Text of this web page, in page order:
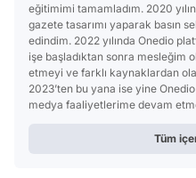
eğitimimi tamamladım. 2020
gazete tasarımı yaparak basın
edindim. 2022 yılında Onedio
işe başladıktan sonra mesleğim
etmeyi ve farklı kaynaklardan
2023’ten bu yana ise yine Onedio
medya faaliyetlerime devam
Tüm